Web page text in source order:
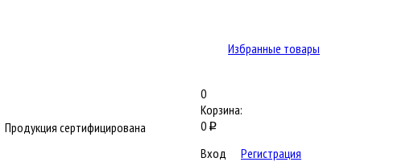
Избранные товары
0
Корзина:
0 q
Продукция сертифицирована
Вход Регистрация